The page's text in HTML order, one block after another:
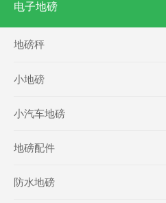
电子地磅
地磅秤
小地磅
小汽车地磅
地磅配件
防水地磅